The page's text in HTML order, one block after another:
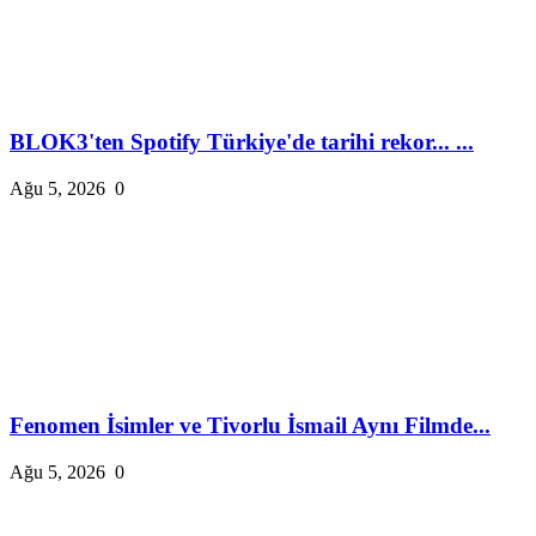
BLOK3'ten Spotify Türkiye'de tarihi rekor... ...
Ağu 5, 2026 0
Fenomen İsimler ve Tivorlu İsmail Aynı Filmde...
Ağu 5, 2026 0